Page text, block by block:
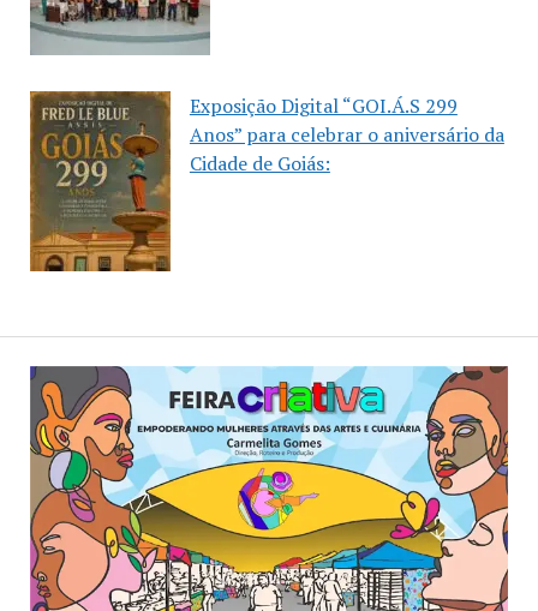
Exposição Digital “GOI.Á.S 299
Anos” para celebrar o aniversário da
Cidade de Goiás: